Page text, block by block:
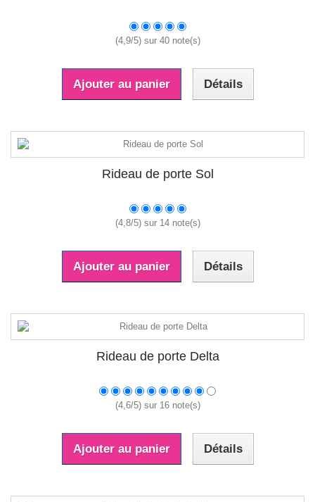
(4,9/5) sur 40note(s)
Ajouter au panier Détails
Rideau de porte Sol
(4,8/5) sur 14note(s)
Ajouter au panier Détails
Rideau de porte Delta
(4,6/5) sur 16note(s)
Ajouter au panier Détails